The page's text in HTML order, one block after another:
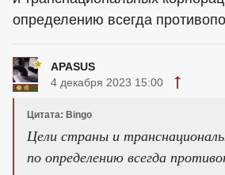
определению всегда
APASUS
4 декабря 2023 15:00
Цитата: Bingo
Цели страны и
по определению всегда